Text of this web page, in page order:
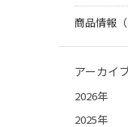
商品情報（
アーカイ
2026年
2025年